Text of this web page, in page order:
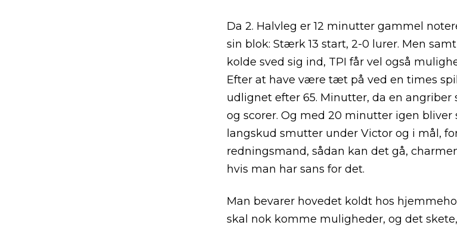
Da 2. Halvleg er 12 minutter gammel
sin blok: Stærk 13 start, 2-0 lurer. Men
kolde sved sig ind, TPI får vel også
Efter at have være tæt på ved en times
udlignet efter 65. Minutter, da en
og scorer. Og med 20 minutter igen
langskud smutter under Victor og i mål,
redningsmand, sådan kan det gå,
hvis man har sans for det.
Man bevarer hovedet koldt hos
skal nok komme muligheder, og det